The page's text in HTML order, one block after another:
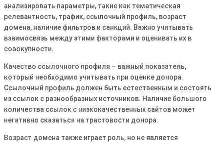
анализировать параметры, такие как тематическая
релевантность, трафик, ссылочный профиль, возраст
домена, наличие фильтров и санкций․ Важно учитывать
взаимосвязь между этими факторами и оценивать их в
совокупности․
Качество ссылочного профиля – важный показатель,
который необходимо учитывать при оценке донора․
Ссылочный профиль должен быть естественным и состоять
из ссылок с разнообразных источников․ Наличие большого
количества ссылок с низкокачественных сайтов может
негативно сказаться на трастовости донора․
Возраст домена также играет роль, но не является